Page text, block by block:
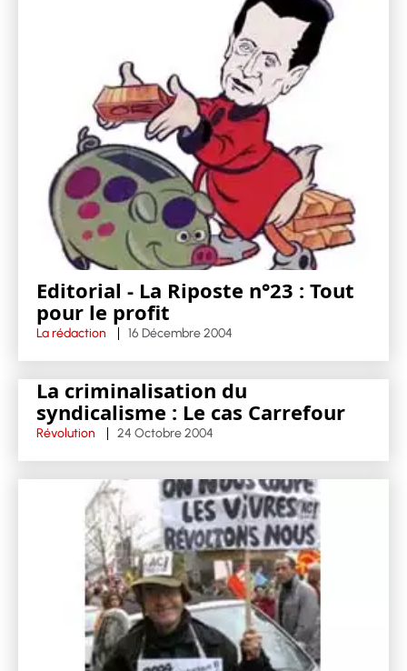
Editorial - La Riposte n°23 : Tout
pour le profit
La rédaction 16 Décembre 2004
La criminalisation du
syndicalisme : Le cas Carrefour
Révolution 24 Octobre 2004